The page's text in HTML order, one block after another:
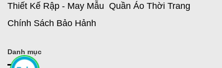
Thiết Kế Rập - May Mẫu Quần Áo Thời Trang
Chính Sách Bảo Hảnh
Danh mục